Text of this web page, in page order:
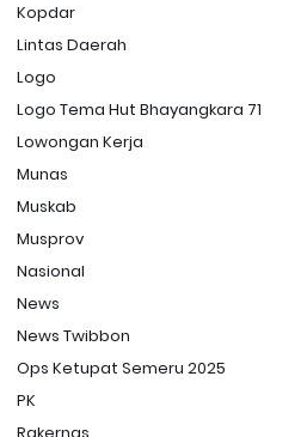
Kopdar
Lintas Daerah
Logo
Logo Tema Hut Bhayangkara 71
Lowongan Kerja
Munas
Muskab
Musprov
Nasional
News
News Twibbon
Ops Ketupat Semeru 2025
PK